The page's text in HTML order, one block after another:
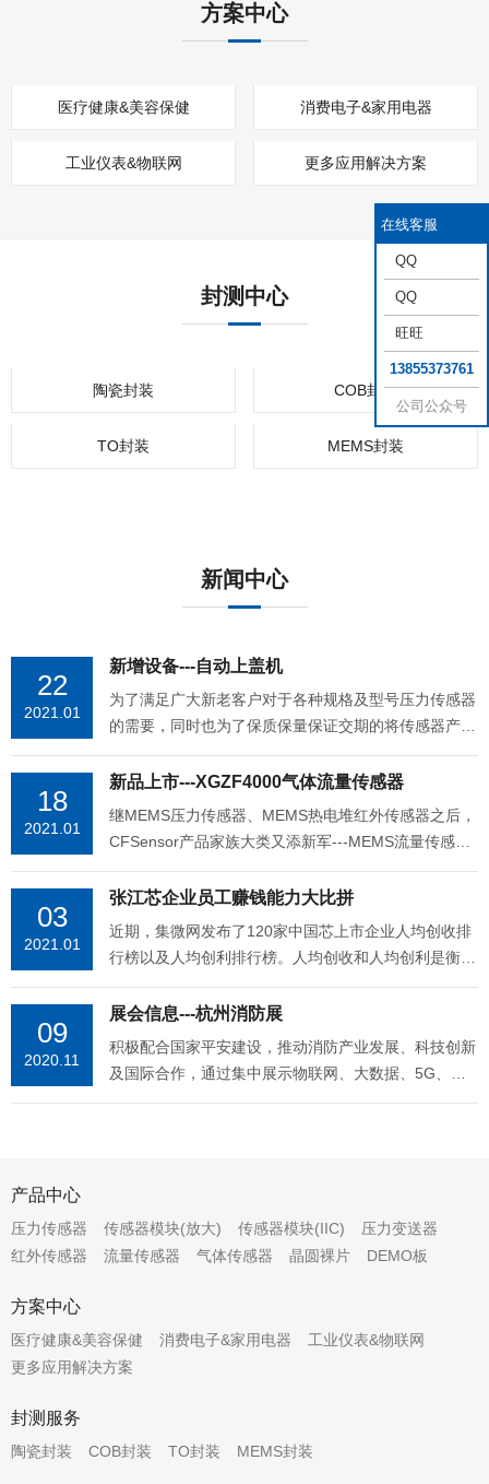
方案中心
医疗健康&美容保健 消费电子&家用电器
工业仪表&物联网 更多应用解决方案
封测中心
陶瓷封装 COB封装
TO封装 MEMS封装
新闻中心
22
2021.01
新增设备---自动上盖机
为了满足广大新老客户对于各种规格及型号压力传感器
的需要，同时也为了保质保量保证交期的将传感器产品
交付给客户。最近我们新购入的两台自动上盖机生产设
备已经安装调试完毕并已经投入生产，极大的提升了生
产效率，将原来日产量从40K提升到60K，极大的缓解
了紧张的交期，并显著地降低封盖脱落的概率。 欢迎
高新企业，一直将品质放在第一位，此次花巨资定制的
辅助设备除了满足生产需要之外，更主要的是逐步更新
淘汰一部分原有老旧设备，降低产品不良率，以便提高
压力传感器的封装效率。CFSensor, 压力之下，尽显完
美！ 以下为自动封盖机工作视频：
18
2021.01
新品上市---XGZF4000气体流量传感器
继MEMS压力传感器、MEMS热电堆红外传感器之后，
CFSensor产品家族大类又添新军---MEMS流量传感
器。首款XGZF4000系列流量传感器通过MEMS技术设
计了温差式气体流量传感器芯片，将热源、热敏电阻以
及精密电阻集成在一起；流量通道设计合理，压降低，
通过具有内部温度补偿校准的数字处理电路进行标定，
到更加舒适，器械的使用更加安全可靠，性能也更稳
定，同时也能大大地提高医疗器械的成本效益，降低污
染风险和延长使用寿命。XGZF4000系列流量传感器可
广泛应用于各种医疗设备，如麻醉剂、呼吸机、输液
异氟烷），将这些混合气体以适宜的压力和流量输送给
病人。气体流量传感器可以测量氧气和氧化亚氮的流
并显示在麻醉机的屏幕上。流量传感器应用于呼吸机睡
眠室息症是指在睡眠时重复发生呼吸中止状况的病症，
病或记忆力和体重等方面的问题，或者因缺少安稳睡眠
03
2021.01
张江芯企业员工赚钱能力大比拼
近期，集微网发布了120家中国芯上市企业人均创收排
行榜以及人均创利排行榜。人均创收和人均创利是衡量
企业业绩的一项重要指标，反映的是员工的生产效率，
对企业的贡献程度。在集成电路领域，张江已经有9家
企业上市。值得注意的是，9家张江芯企业人均创收均
超过100万元。其中，韦尔股份以635.06万元位列张江
（第三名）韦尔股份成立于2007年5月，是总部位于上
海张江的一家半导体器件设计与销售公司，主要产品包
球第三、国内第一的CMOS光学传感芯片设计领域领先
企业。 ● 博通集成员工人数：155人人均创收：615.19
司由来自美国硅谷的技术团队创立，聚焦智能交通和智
09
2020.11
展会信息---杭州消防展
积极配合国家平安建设，推动消防产业发展、科技创新
及国际合作，通过集中展示物联网、大数据、5G、人
工智能等先进技术在智慧消防领域的 应用，为全国智
多家单位于 2020 年11月 26 -28 日在杭州国际博览中
心举办“2020 中国国际消防安全及应急救援展览会 - 中
产品展出，展出面积将达 20,000 平方米，专业采购商
达 30,000 多人次。2020 中国 . 杭州国际智慧消防峰会
产品中心
压力传感器 传感器模块(放大) 传感器模块(IIC)
压力变送器
红外传感器
流量传感器 气体传感器 晶圆裸片 DEMO板
方案中心
医疗健康&美容保健 消费电子&家用电器
工业仪表&物联网
更多应用解决方案
封测服务
陶瓷封装 COB封装 TO封装 MEMS封装
在线客服
QQ
QQ
旺旺
13855373761
公司公众号